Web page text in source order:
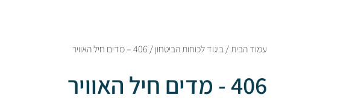
עמוד הבית/ביגוד לכוחות הביטחון/ 406 – מדים חיל האוויר
406 - מדים חיל האוויר